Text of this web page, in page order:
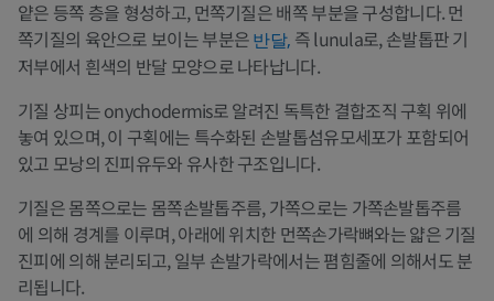
얕은 등쪽 층을 형성하고, 먼쪽기질은 배쪽 부분을 구성합니다. 먼
쪽기질의 육안으로 보이는 부분은반달, 즉 lunula로, 손발톱판 기
저부에서 흰색의 반달 모양으로 나타납니다.
기질 상피는 onychodermis로 알려진 독특한 결합조직 구획 위에
놓여 있으며, 이 구획에는 특수화된 손발톱섬유모세포가 포함되어
있고 모낭의 진피유두와 유사한 구조입니다.
기질은 몸쪽으로는 몸쪽손발톱주름, 가쪽으로는 가쪽손발톱주름
에 의해 경계를 이루며, 아래에 위치한 먼쪽손가락뼈와는 얇은 기질
진피에 의해 분리되고, 일부 손발가락에서는 폄힘줄에 의해서도 분
리됩니다.